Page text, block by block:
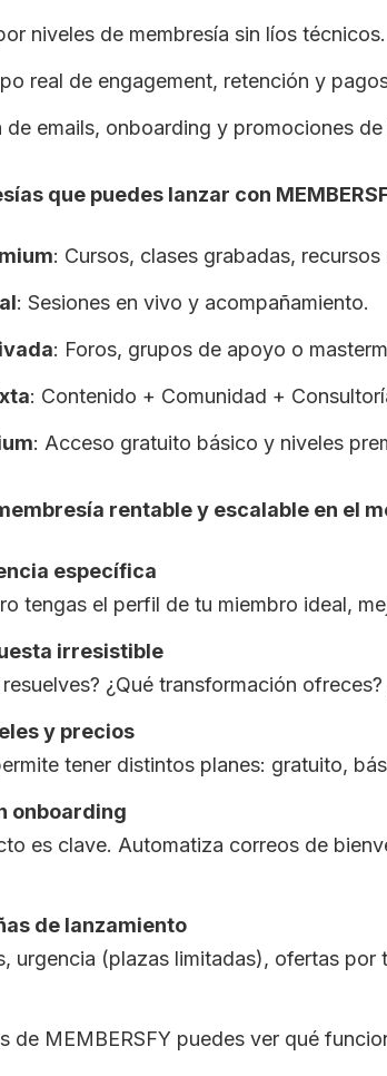
niveles de membresía sin líos técnicos.
real de engagement, retención y
emails, onboarding y promociones
que puedes lanzar con
: Cursos, clases grabadas, recursos
: Sesiones en vivo y acompañamiento.
: Foros, grupos de apoyo o
: Contenido + Comunidad +
: Acceso gratuito básico y niveles
rentable y escalable en el
específica
tengas el perfil de tu miembro ideal,
irresistible
¿Qué transformación
y precios
tener distintos planes: gratuito,
onboarding
es clave. Automatiza correos de
de lanzamiento
urgencia (plazas limitadas), ofertas
de MEMBERSFY puedes ver qué